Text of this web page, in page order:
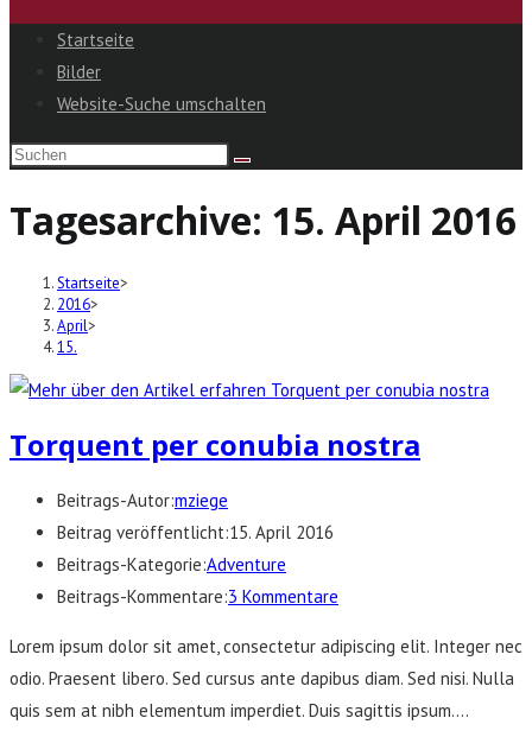
Startseite
Bilder
Website-Suche umschalten
Tagesarchive: 15. April 2016
Startseite>
2016>
April>
15.
Torquent per conubia nostra
Beitrags-Autor:mziege
Beitrag veröffentlicht:15. April 2016
Beitrags-Kategorie:Adventure
Beitrags-Kommentare:3 Kommentare
Lorem ipsum dolor sit amet, consectetur adipiscing elit. Integer nec
odio. Praesent libero. Sed cursus ante dapibus diam. Sed nisi. Nulla
quis sem at nibh elementum imperdiet. Duis sagittis ipsum.…